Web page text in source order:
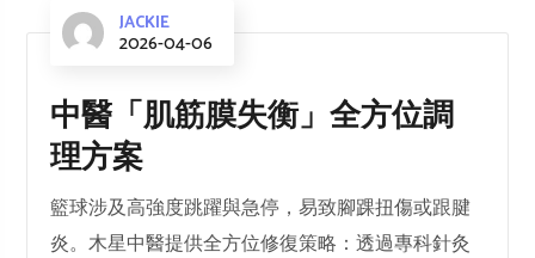
JACKIE
2026-04-06
中醫「肌筋膜失衡」全方位調
理方案
籃球涉及高強度跳躍與急停，易致腳踝扭傷或跟腱
炎。木星中醫提供全方位修復策略：透過專科針灸